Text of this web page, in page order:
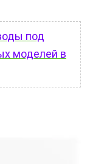
под
моделей в